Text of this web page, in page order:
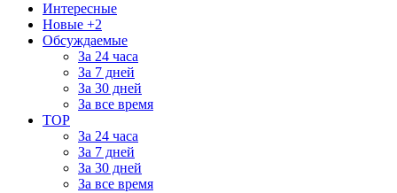
Интересные
Новые +2
Обсуждаемые
За 24 часа
За 7 дней
За 30 дней
За все время
TOP
За 24 часа
За 7 дней
За 30 дней
За все время